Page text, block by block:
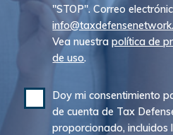
"STOP". Correo
Vea nuestrapolítica de
de uso.
Doy mi consentimiento
de cuenta de Tax
proporcionado, incluidos